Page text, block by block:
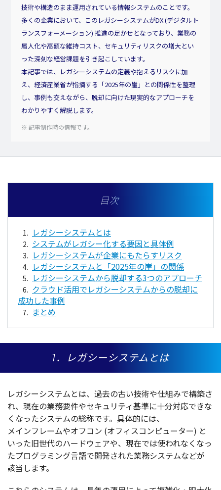
技術や構造のまま運用されている情報システムのことです。
多くの企業において、このレガシーシステムがDX (デジタルト
ランスフォーメーション) 推進の足かせとなっており、業務の
属人化や高額な維持コスト、セキュリティリスクの増大とい
った深刻な経営課題を引き起こしています。
本記事では、レガシーシステムの定義や抱えるリスクに加
え、経済産業省が指摘する「2025年の崖」との関係性を整理
し、事例も交えながら、脱却に向けた現実的なアプローチを
わかりやすく解説します。
※ 記事制作時の情報です。
目次
レガシーシステムとは
システムがレガシー化する要因と具体例
レガシーシステムが企業にもたらすリスク
レガシーシステムと「2025年の崖」の関係
レガシーシステムから脱却する3つのアプローチ
クラウド活用でレガシーシステムからの脱却に
成功した事例
まとめ
1．レガシーシステムとは
レガシーシステムとは、 過去の古い技術や仕組みで構築さ
れ、 現在の業務要件やセキュリティ基準に十分対応できな
くなったシステムの総称です。 具体的には、
メインフレームやオフコン (オフィスコンピューター) と
いった旧世代のハードウェアや、 現在では使われなくなっ
たプログラミング言語で開発された業務システムなどが
該当 します。